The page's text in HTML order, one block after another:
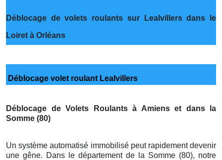
Déblocage de volets roulants sur Lealvillers dans le
Loiret à Orléans
Déblocage volet roulant Lealvillers
Déblocage de Volets Roulants à Amiens et dans la
Somme (80)
Un système automatisé immobilisé peut rapidement devenir
une gêne. Dans le département de la Somme (80), notre